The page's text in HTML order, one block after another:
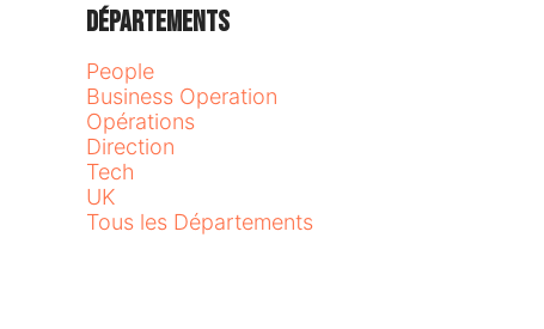
Départements
People
Business Operation
Opérations
Direction
Tech
UK
Tous les Départements